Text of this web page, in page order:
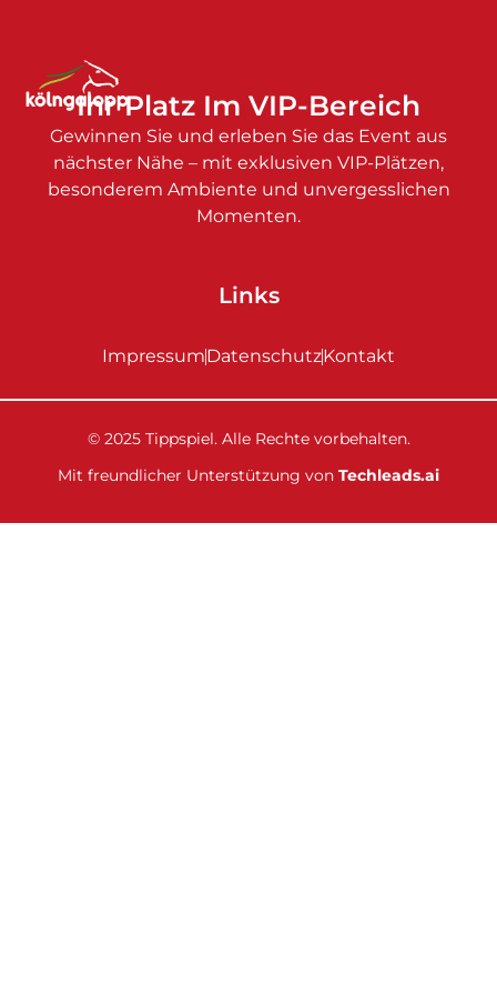
Ihr Platz Im VIP-Bereich
Gewinnen Sie und erleben Sie das Event aus
nächster Nähe – mit exklusiven VIP-Plätzen,
besonderem Ambiente und unvergesslichen
Momenten.
Links
ImpressumDatenschutzKontakt
© 2025 Tippspiel. Alle Rechte vorbehalten.
Mit freundlicher Unterstützung von Techleads.ai